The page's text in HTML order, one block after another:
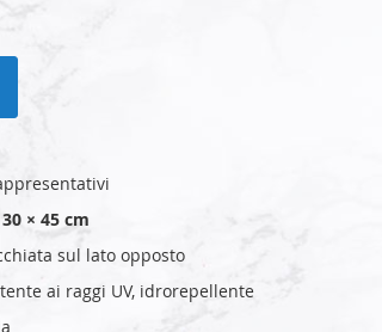
× 45 cm
sul lato opposto
ai raggi UV, idrorepellente